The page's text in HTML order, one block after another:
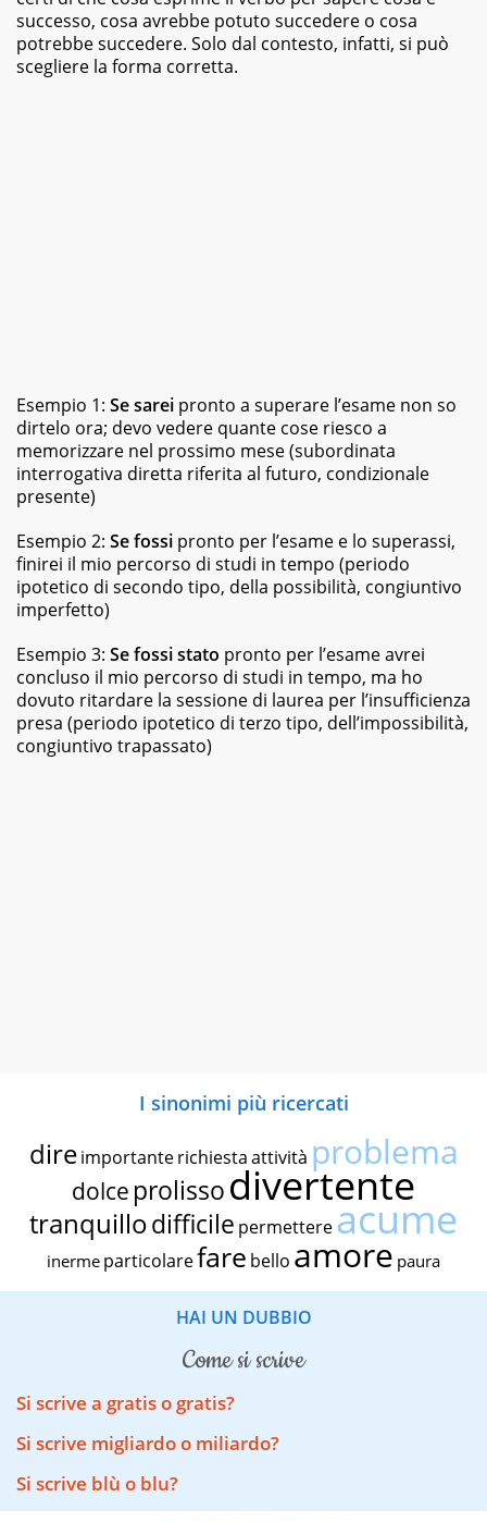
successo, cosa avrebbe potuto succedere o cosa
potrebbe succedere. Solo dal contesto, infatti, si può
scegliere la forma corretta.
Esempio 1: Se sarei pronto a superare l’esame non so
dirtelo ora; devo vedere quante cose riesco a
memorizzare nel prossimo mese (subordinata
interrogativa diretta riferita al futuro, condizionale
presente)
Esempio 2: Se fossi pronto per l’esame e lo superassi,
finirei il mio percorso di studi in tempo (periodo
ipotetico di secondo tipo, della possibilità, congiuntivo
imperfetto)
Esempio 3: Se fossi stato pronto per l’esame avrei
concluso il mio percorso di studi in tempo, ma ho
dovuto ritardare la sessione di laurea per l’insufficienza
presa (periodo ipotetico di terzo tipo, dell’impossibilità,
congiuntivo trapassato)
I sinonimi più ricercati
dire importante richiestaattività problema
dolce prolissodivertente
tranquillodifficile permettereacume
inerme particolarefare bello amore paura
HAI UN DUBBIO
come si scrive
Si scrive a gratis o gratis?
Si scrive migliardo o miliardo?
Si scrive blù o blu?